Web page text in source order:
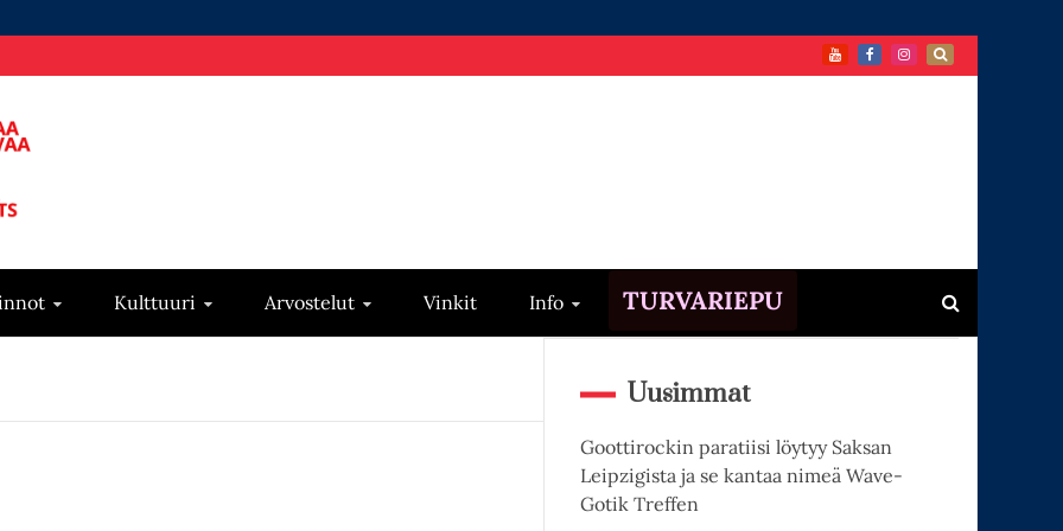
Kulttuuri Arvostelut Vinkit Info TURVARIEPU
Uusimmat
Goottirockin paratiisi löytyy Saksan
Leipzigista ja se kantaa nimeä Wave-
Gotik Treffen